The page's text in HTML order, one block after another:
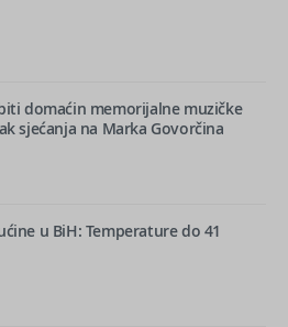
domaćin memorijalne muzičke
sjećanja na Marka Govorčina
u BiH: Temperature do 41